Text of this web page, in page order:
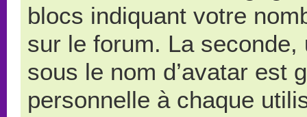
blocs indiquant votre
sur le forum. La
sous le nom d’avatar est
personnelle à chaque